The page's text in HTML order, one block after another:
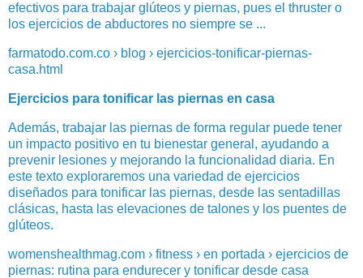
efectivos para trabajar glúteos y piernas, pues el thruster o
los ejercicios de abductores no siempre se ...
farmatodo.com.co › blog › ejercicios-tonificar-piernas-
casa.html
Ejercicios para tonificar las piernas en casa
Además, trabajar las piernas de forma regular puede tener
un impacto positivo en tu bienestar general, ayudando a
prevenir lesiones y mejorando la funcionalidad diaria. En
este texto exploraremos una variedad de ejercicios
diseñados para tonificar las piernas, desde las sentadillas
clásicas, hasta las elevaciones de talones y los puentes de
glúteos.
womenshealthmag.com › fitness › en portada › ejercicios de
piernas: rutina para endurecer y tonificar desde casa